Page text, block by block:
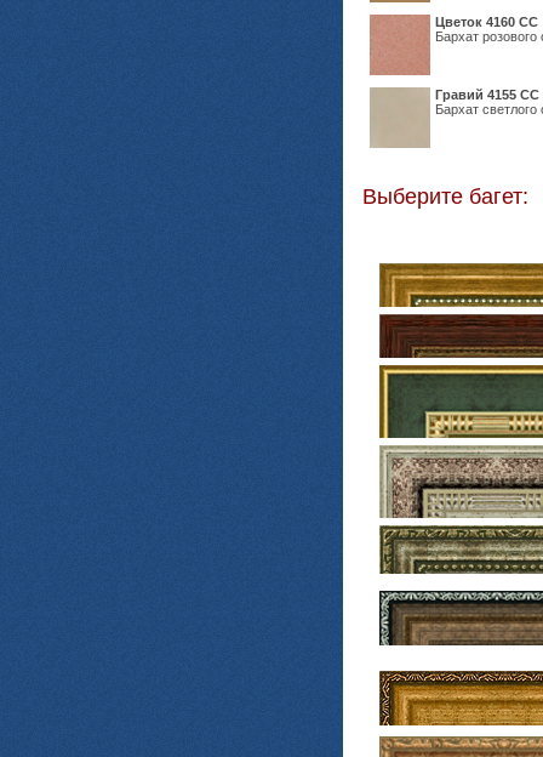
Цветок 4160 СС
Бархат розового
Гравий 4155 СС
Бархат светлого
Выберите багет: